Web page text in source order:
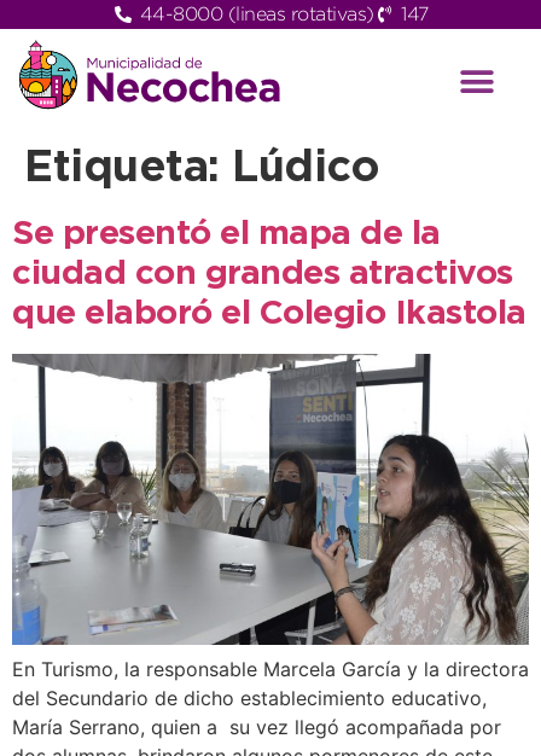
44-8000 (lineas rotativas) 147
Etiqueta: Lúdico
Se presentó el mapa de la
ciudad con grandes atractivos
que elaboró el Colegio Ikastola
En Turismo, la responsable Marcela García y la directora
del Secundario de dicho establecimiento educativo,
María Serrano, quien a su vez llegó acompañada por